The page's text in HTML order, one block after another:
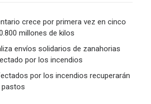
crece por primera vez en cinco
millones de kilos
envíos solidarios de zanahorias
por los incendios
por los incendios recuperarán